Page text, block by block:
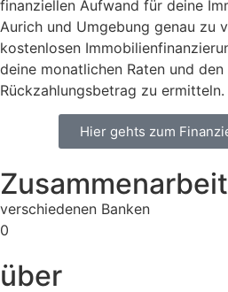
finanziellen Aufwand für deine
Aurich und Umgebung genau zu
kostenlosen
deine monatlichen Raten und
Rückzahlungsbetrag zu ermitteln.
Hier gehts zum
verschiedenen Banken
0
über